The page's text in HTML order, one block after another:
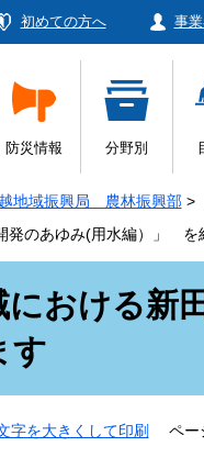
初めての方へ 事
防災情報 分野別
越地域振興局 農林振興部 >
発のあゆみ(用水編）」 を
における新
す
字を大きくして印刷 ペー